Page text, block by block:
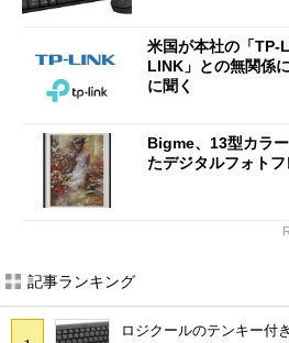
米国が本社の「
LINK」との無関係
に聞く
Bigme、13型カラ
たデジタルフォトフ
記事ランキング
ロジクールのテンキー付